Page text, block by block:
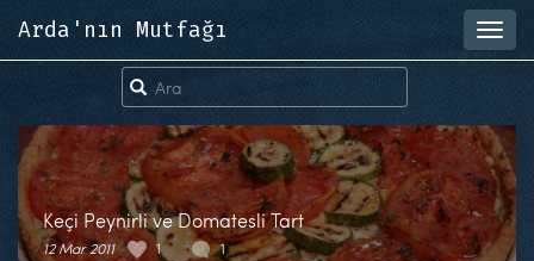
Arda'nın Mutfağı
Keçi Peynirli ve Domatesli Tart
12 Mar 2011 1 1